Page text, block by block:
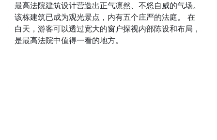
最高法院建筑设计营造出正气凛然、不怒自威的气场。
该栋建筑已成为观光景点，内有五个庄严的法庭。 在
白天，游客可以透过宽大的窗户探视内部陈设和布局，
是最高法院中值得一看的地方。